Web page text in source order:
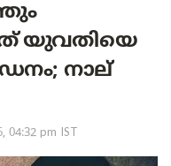
യുവതിയെ
നാല്
04:32 pm IST